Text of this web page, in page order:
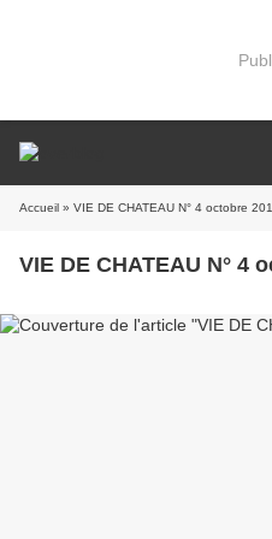
Accueil » VIE DE CHATEAU N° 4 octobre
VIE DE CHATEAU N° 4